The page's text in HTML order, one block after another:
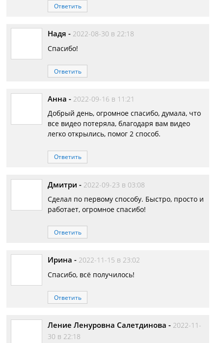
Ответить
Надя - 2022-08-30 в 22:18
Спасибо!
Ответить
Анна - 2022-09-16 в 11:21
Добрый день, огромное спасибо, думала, что
все видео потеряла, благодаря вам видео
легко открылись, помог 2 способ.
Ответить
Дмитри - 2022-09-23 в 03:08
Сделал по первому способу. Быстро, просто и
работает, огромное спасибо!
Ответить
Ирина - 2022-11-15 в 23:02
Спасибо, всё получилось!
Ответить
Ление Ленуровна Салетдинова - 2022-11-
30 в 22:18